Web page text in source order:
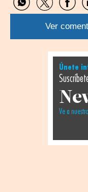
Compartir
por
WhatsApp
Compartir
por
Twitter
por
Ver
Únete
Ve a